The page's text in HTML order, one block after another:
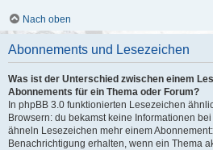
Nach oben
Abonnements und Lesezeichen
Was ist der Unterschied zwischen einem
Abonnements für ein Thema oder Forum?
In phpBB 3.0 funktionierten Lesezeichen
Browsern: du bekamst keine Informationen
ähneln Lesezeichen mehr einem
Benachrichtigung erhalten, wenn ein Thema